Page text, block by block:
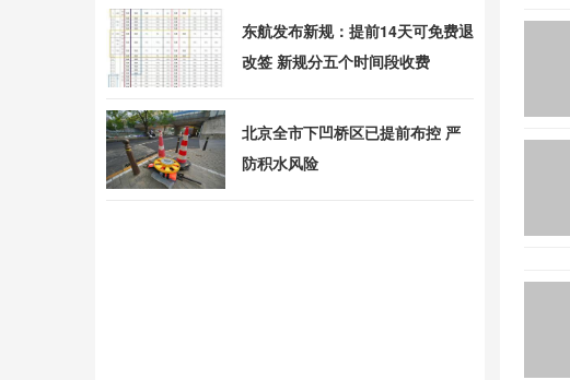
东航发布新规：提前14天可免费退
改签 新规分五个时间段收费
北京全市下凹桥区已提前布控 严
防积水风险